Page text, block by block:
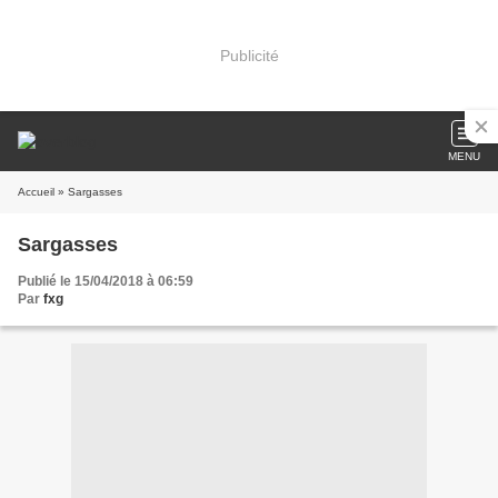
Publicité
MENU
Accueil » Sargasses
Sargasses
Publié le 15/04/2018 à 06:59
Par fxg